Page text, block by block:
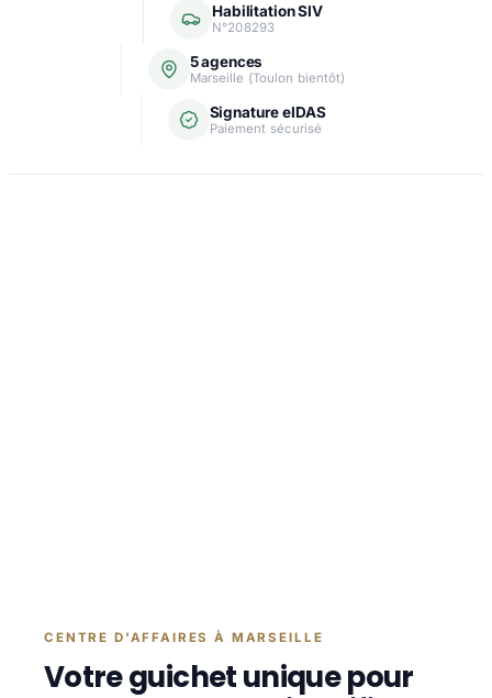
Habilitation SIV
N°208293
5 agences
Marseille (Toulon bientôt)
Signature eIDAS
Paiement sécurisé
CENTRE D'AFFAIRES À MARSEILLE
Votre guichet unique pour